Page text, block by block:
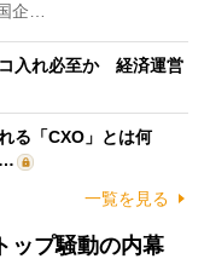
企…
入れ必至か 経済運営
る「CXO」とは何
…
一覧を見る
ップ騒動の内幕